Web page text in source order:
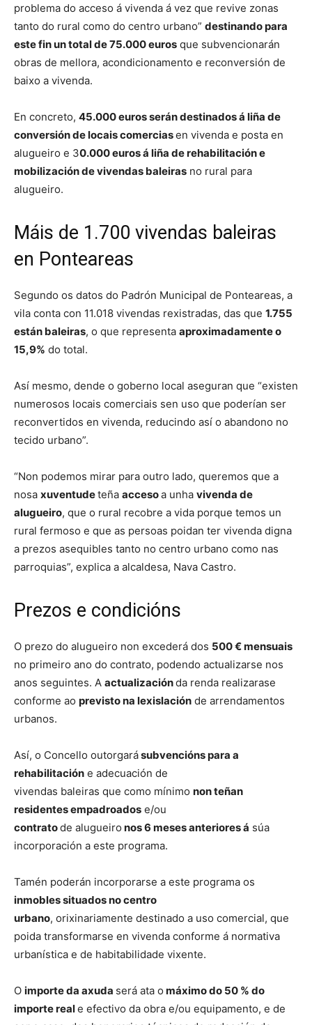
problema do acceso á vivenda á vez que revive zonas
tanto do rural como do centro urbano” destinando para
este fin un total de 75.000 euros que subvencionarán
obras de mellora, acondicionamento e reconversión de
baixo a vivenda.
En concreto, 45.000 euros serán destinados á liña de
conversión de locais comerciasen vivenda e posta en
alugueiro e 30.000 euros á liña de rehabilitación e
mobilización de vivendas baleiras no rural para
alugueiro.
Máis de 1.700 vivendas baleiras
en Ponteareas
Segundo os datos do Padrón Municipal de Ponteareas, a
vila conta con 11.018 vivendas rexistradas, das que 1.755
están baleiras, o que representa aproximadamente o
15,9% do total.
Así mesmo, dende o goberno local aseguran que “existen
numerosos locais comerciais sen uso que poderían ser
reconvertidos en vivenda, reducindo así o abandono no
tecido urbano”.
“Non podemos mirar para outro lado, queremos que a
nosa xuventudeteña accesoa unha vivenda de
alugueiro, que o rural recobre a vida porque temos un
rural fermoso e que as persoas poidan ter vivenda digna
a prezos asequibles tanto no centro urbano como nas
parroquias”, explica a alcaldesa, Nava Castro.
Prezos e condicións
O prezo do alugueiro non excederá dos 500 € mensuais
no primeiro ano do contrato, podendo actualizarse nos
anos seguintes. A actualizaciónda renda realizarase
conforme ao previsto na lexislación de arrendamentos
urbanos.
Así, o Concello outorgarásubvencións para a
rehabilitación e adecuación de
vivendas baleiras que como mínimo non teñan
residentes empadroados e/ou
contratode alugueiro nos 6 meses anteriores á súa
incorporación a este programa.
Tamén poderán incorporarse a este programa os
inmobles situados no centro
urbano, orixinariamente destinado a uso comercial, que
poida transformarse en vivenda conforme á normativa
urbanística e de habitabilidade vixente.
O importe da axuda será ata o máximo do 50 % do
importe reale efectivo da obra e/ou equipamento, e de